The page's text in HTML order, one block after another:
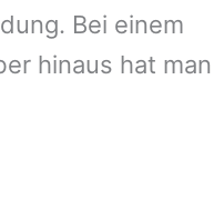
Bei einem
hinaus hat man